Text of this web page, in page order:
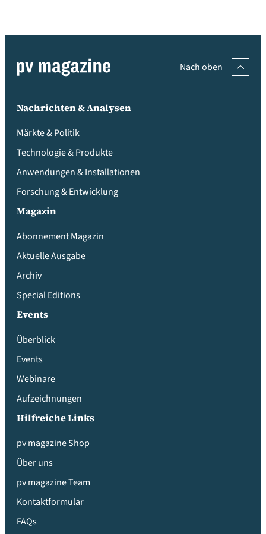
Nach oben
Nachrichten & Analysen
Märkte & Politik
Technologie & Produkte
Anwendungen & Installationen
Forschung & Entwicklung
Magazin
Abonnement Magazin
Aktuelle Ausgabe
Archiv
Special Editions
Events
Überblick
Events
Webinare
Aufzeichnungen
Hilfreiche Links
pv magazine Shop
Über uns
pv magazine Team
Kontaktformular
FAQs